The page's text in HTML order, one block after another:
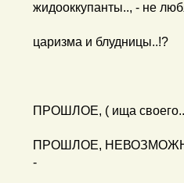
жидооккупанты.., - не
царизма и блудницы..!?
ПРОШЛОЕ, ( ища
ПРОШЛОЕ,
-